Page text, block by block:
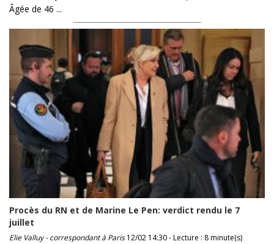
Âgée de 46 ...
Procès du RN et de Marine Le Pen: verdict rendu le 7
juillet
Elie Valluy - correspondant à Paris12/02 14:30 - Lecture : 8 minute(s)